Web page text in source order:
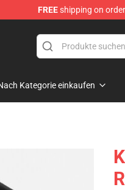
FREEshipping on
Kategorie einkaufen